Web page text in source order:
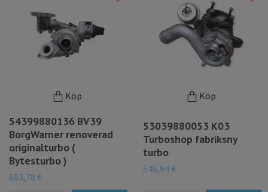
Köp
54399880136 BV39
BorgWarner renoverad
originalturbo (
Bytesturbo )
683,78 €
Köp
53039880053 K03
Turboshop fabriksny
turbo
546,94 €